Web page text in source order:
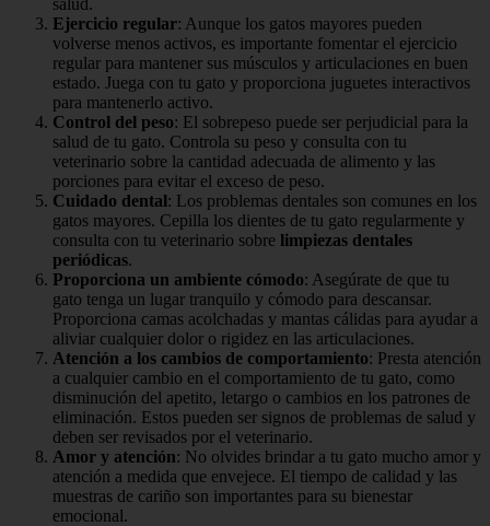
Ejercicio regular: Aunque los gatos mayores pueden
volverse menos activos, es importante fomentar el ejercicio
regular para mantener sus músculos y articulaciones en buen
estado. Juega con tu gato y proporciona juguetes interactivos
para mantenerlo activo.
Control del peso: El sobrepeso puede ser perjudicial para la
salud de tu gato. Controla su peso y consulta con tu
veterinario sobre la cantidad adecuada de alimento y las
porciones para evitar el exceso de peso.
Cuidado dental: Los problemas dentales son comunes en los
gatos mayores. Cepilla los dientes de tu gato regularmente y
consulta con tu veterinario sobre limpiezas dentales
periódicas.
Proporciona un ambiente cómodo: Asegúrate de que tu
gato tenga un lugar tranquilo y cómodo para descansar.
Proporciona camas acolchadas y mantas cálidas para ayudar a
aliviar cualquier dolor o rigidez en las articulaciones.
Atención a los cambios de comportamiento: Presta atención
a cualquier cambio en el comportamiento de tu gato, como
disminución del apetito, letargo o cambios en los patrones de
eliminación. Estos pueden ser signos de problemas de salud y
deben ser revisados por el veterinario.
Amor y atención: No olvides brindar a tu gato mucho amor y
atención a medida que envejece. El tiempo de calidad y las
muestras de cariño son importantes para su bienestar
emocional.